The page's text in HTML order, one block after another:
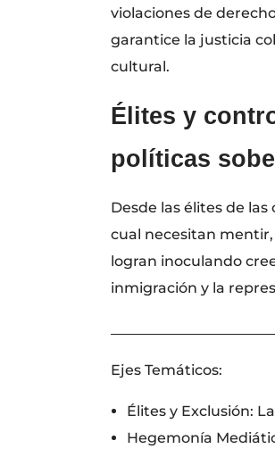
violaciones de
garantice la justicia
cultural.
Élites y
políticas
Desde las élites de
cual necesitan
logran inoculando
inmigración y la
Ejes Temáticos:
Élites y Exclusión:
Hegemonía